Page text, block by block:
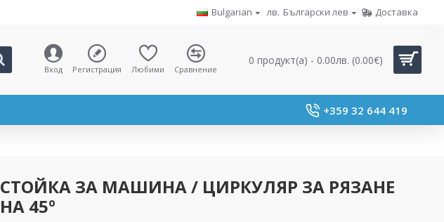
Bulgarian лв. Български лев Доставка
Вход Регистрация Любими Сравнение
0 продукт(а) - 0.00лв. (0.00€)
+359 32 644 419
СТОЙКА ЗА МАШИНА / ЦИРКУЛЯР ЗА РЯЗАНЕ
НА 45º